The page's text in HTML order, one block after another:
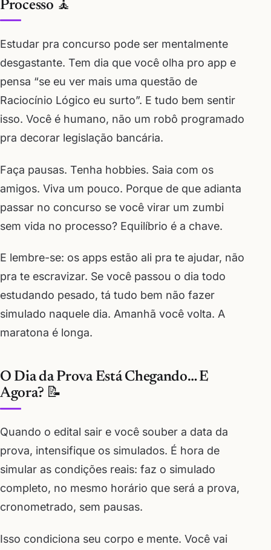
Processo 🧘
Estudar pra concurso pode ser mentalmente
desgastante. Tem dia que você olha pro app e
pensa “se eu ver mais uma questão de
Raciocínio Lógico eu surto”. E tudo bem sentir
isso. Você é humano, não um robô programado
pra decorar legislação bancária.
Faça pausas. Tenha hobbies. Saia com os
amigos. Viva um pouco. Porque de que adianta
passar no concurso se você virar um zumbi
sem vida no processo? Equilíbrio é a chave.
E lembre-se: os apps estão ali pra te ajudar, não
pra te escravizar. Se você passou o dia todo
estudando pesado, tá tudo bem não fazer
simulado naquele dia. Amanhã você volta. A
maratona é longa.
O Dia da Prova Está Chegando… E
Agora? 📝
Quando o edital sair e você souber a data da
prova, intensifique os simulados. É hora de
simular as condições reais: faz o simulado
completo, no mesmo horário que será a prova,
cronometrado, sem pausas.
Isso condiciona seu corpo e mente. Você vai